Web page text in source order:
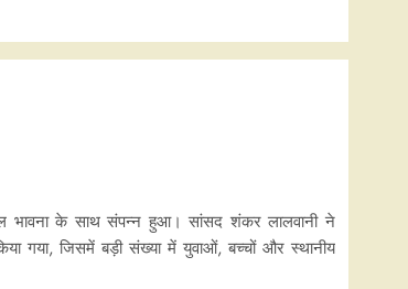
भावना के साथ संपन्न हुआ। सांसद शंकर लालवानी ने
गया, जिसमें बड़ी संख्या में युवाओं, बच्चों और स्थानीय